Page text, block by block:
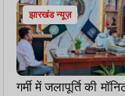
झारखंड न्यूज़
गर्मी में जलापूर्ति की